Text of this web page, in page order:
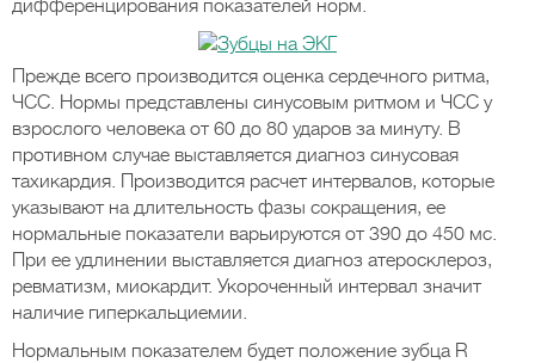
дифференцирования показателей норм.
Прежде всего производится оценка сердечного ритма,
ЧСС. Нормы представлены синусовым ритмом и ЧСС у
взрослого человека от 60 до 80 ударов за минуту. В
противном случае выставляется диагноз синусовая
тахикардия. Производится расчет интервалов, которые
указывают на длительность фазы сокращения, ее
нормальные показатели варьируются от 390 до 450 мс.
При ее удлинении выставляется диагноз атеросклероз,
ревматизм, миокардит. Укороченный интервал значит
наличие гиперкальциемии.
Нормальным показателем будет положение зубца R